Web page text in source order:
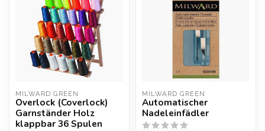
MILWARD GREEN
Overlock (Coverlock)
Garnständer Holz
klappbar 36 Spulen
MILWARD GREEN
Automatischer
Nadeleinfädler